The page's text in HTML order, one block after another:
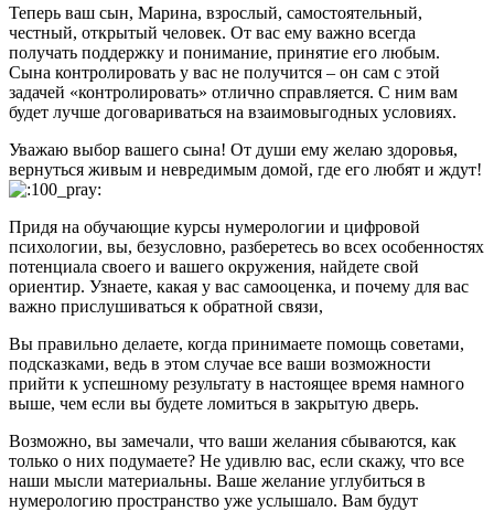
Теперь ваш сын, Марина, взрослый, самостоятельный,
честный, открытый человек. От вас ему важно всегда
получать поддержку и понимание, принятие его любым.
Сына контролировать у вас не получится – он сам с этой
задачей «контролировать» отлично справляется. С ним вам
будет лучше договариваться на взаимовыгодных условиях.
Уважаю выбор вашего сына! От души ему желаю здоровья,
вернуться живым и невредимым домой, где его любят и ждут!
Придя на обучающие курсы нумерологии и цифровой
психологии, вы, безусловно, разберетесь во всех особенностях
потенциала своего и вашего окружения, найдете свой
ориентир. Узнаете, какая у вас самооценка, и почему для вас
важно прислушиваться к обратной связи,
Вы правильно делаете, когда принимаете помощь советами,
подсказками, ведь в этом случае все ваши возможности
прийти к успешному результату в настоящее время намного
выше, чем если вы будете ломиться в закрытую дверь.
Возможно, вы замечали, что ваши желания сбываются, как
только о них подумаете? Не удивлю вас, если скажу, что все
наши мысли материальны. Ваше желание углубиться в
нумерологию пространство уже услышало. Вам будут